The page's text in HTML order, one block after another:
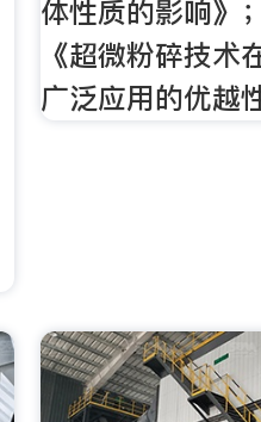
体性质的影响》
《超微粉碎技术
广泛应用的优越